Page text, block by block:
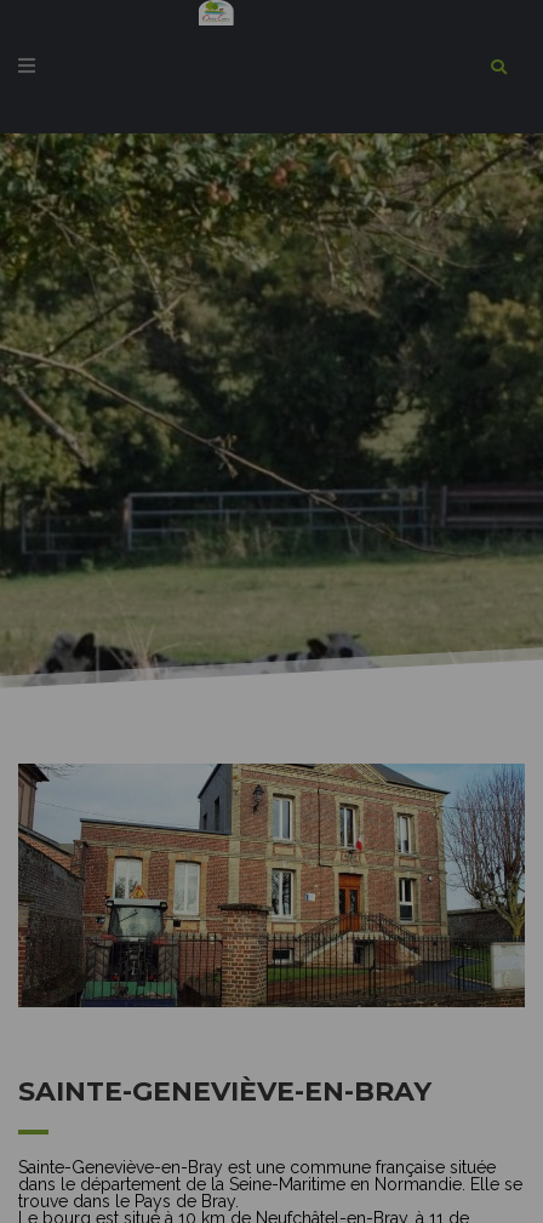
SAINTE-GENEVIÈVE-EN-BRAY
Sainte-Geneviève-en-Bray est une commune française située
dans le département de la Seine-Maritime en Normandie. Elle se
trouve dans le Pays de Bray.
Le bourg est situé à 10 km de Neufchâtel-en-Bray, à 11 de